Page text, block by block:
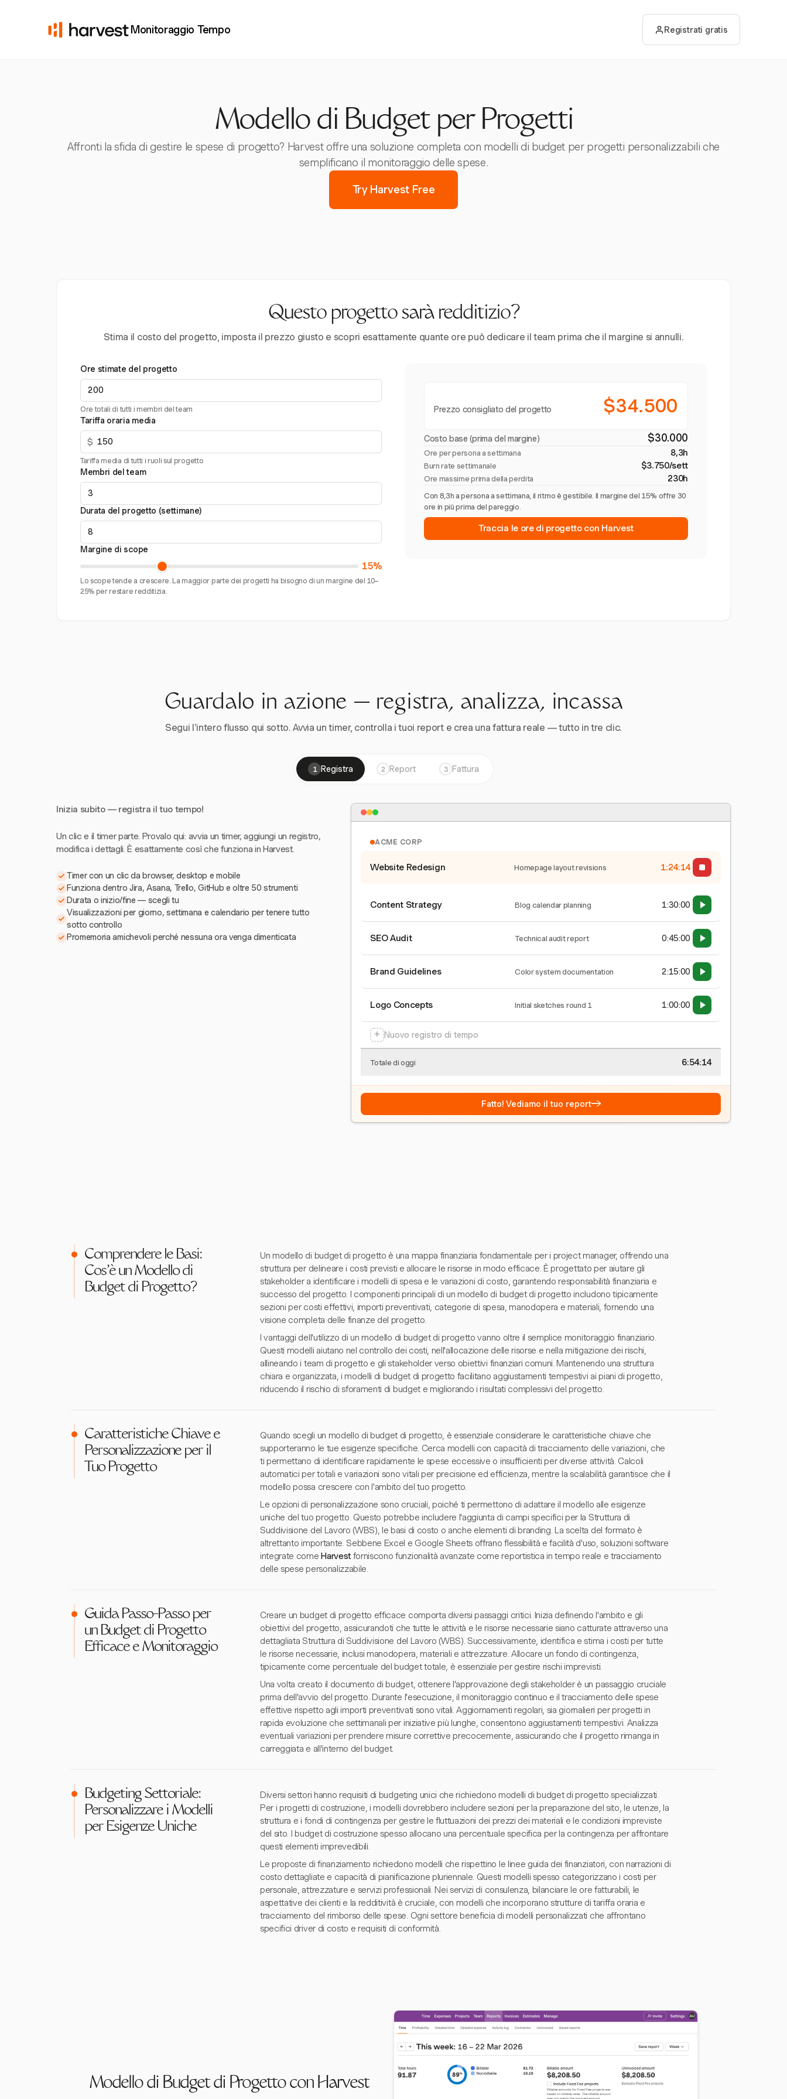
Monitoraggio Tempo Registrati gratis
Modello di Budget per Progetti
Affronti la sfida di gestire le spese di progetto? Harvest offre una soluzione completa con modelli di budget per progetti personalizzabili che
semplificano il monitoraggio delle spese.
Try Harvest Free
Questo progetto sarà redditizio?
Stima il costo del progetto, imposta il prezzo giusto e scopri esattamente quante ore può dedicare il team prima che il margine si annulli.
Ore stimate del progetto
Ore totali di tutti i membri del team
Tariffa oraria media
$
Tariffa media di tutti i ruoli sul progetto
Membri del team
Durata del progetto (settimane)
Margine di scope
15%
Lo scope tende a crescere. La maggior parte dei progetti ha bisogno di un margine del 10–
25% per restare redditizia.
Prezzo consigliato del progetto $34.500
Costo base (prima del margine) $30.000
Ore per persona a settimana 8,3h
Burn rate settimanale $3.750/sett
Ore massime prima della perdita 230h
Con 8,3h a persona a settimana, il ritmo è gestibile. Il margine del 15% offre 30
ore in più prima del pareggio.
Traccia le ore di progetto con Harvest
Guardalo in azione — registra, analizza, incassa
Segui l'intero flusso qui sotto. Avvia un timer, controlla i tuoi report e crea una fattura reale — tutto in tre clic.
1 Registra 2 Report 3 Fattura
Inizia subito — registra il tuo tempo!
Un clic e il timer parte. Provalo qui: avvia un timer, aggiungi un registro,
modifica i dettagli. È esattamente così che funziona in Harvest.
Timer con un clic da browser, desktop e mobile
Funziona dentro Jira, Asana, Trello, GitHub e oltre 50 strumenti
Durata o inizio/fine — scegli tu
Visualizzazioni per giorno, settimana e calendario per tenere tutto
sotto controllo
Promemoria amichevoli perché nessuna ora venga dimenticata
ACME CORP
Website Redesign Homepage layout revisions 1:24:14
Content Strategy Blog calendar planning 1:30:00
SEO Audit Technical audit report 0:45:00
Brand Guidelines Color system documentation 2:15:00
Logo Concepts Initial sketches round 1 1:00:00
+ Nuovo registro di tempo
Totale di oggi 6:54:14
Fatto! Vediamo il tuo report→
Comprendere le Basi:
Cos'è un Modello di
Budget di Progetto?
Un modello di budget di progetto è una mappa finanziaria fondamentale per i project manager, offrendo una
struttura per delineare i costi previsti e allocare le risorse in modo efficace. È progettato per aiutare gli
stakeholder a identificare i modelli di spesa e le variazioni di costo, garantendo responsabilità finanziaria e
successo del progetto. I componenti principali di un modello di budget di progetto includono tipicamente
sezioni per costi effettivi, importi preventivati, categorie di spesa, manodopera e materiali, fornendo una
visione completa delle finanze del progetto.
I vantaggi dell'utilizzo di un modello di budget di progetto vanno oltre il semplice monitoraggio finanziario.
Questi modelli aiutano nel controllo dei costi, nell'allocazione delle risorse e nella mitigazione dei rischi,
allineando i team di progetto e gli stakeholder verso obiettivi finanziari comuni. Mantenendo una struttura
chiara e organizzata, i modelli di budget di progetto facilitano aggiustamenti tempestivi ai piani di progetto,
riducendo il rischio di sforamenti di budget e migliorando i risultati complessivi del progetto.
Caratteristiche Chiave e
Personalizzazione per il
Tuo Progetto
Quando scegli un modello di budget di progetto, è essenziale considerare le caratteristiche chiave che
supporteranno le tue esigenze specifiche. Cerca modelli con capacità di tracciamento delle variazioni, che
ti permettano di identificare rapidamente le spese eccessive o insufficienti per diverse attività. Calcoli
automatici per totali e variazioni sono vitali per precisione ed efficienza, mentre la scalabilità garantisce che il
modello possa crescere con l'ambito del tuo progetto.
Le opzioni di personalizzazione sono cruciali, poiché ti permettono di adattare il modello alle esigenze
uniche del tuo progetto. Questo potrebbe includere l'aggiunta di campi specifici per la Struttura di
Suddivisione del Lavoro (WBS), le basi di costo o anche elementi di branding. La scelta del formato è
altrettanto importante. Sebbene Excel e Google Sheets offrano flessibilità e facilità d'uso, soluzioni software
integrate comeHarvestforniscono funzionalità avanzate come reportistica in tempo reale e tracciamento
delle spese personalizzabile.
Guida Passo-Passo per
un Budget di Progetto
Efficace e Monitoraggio
Creare un budget di progetto efficace comporta diversi passaggi critici. Inizia definendo l'ambito e gli
obiettivi del progetto, assicurandoti che tutte le attività e le risorse necessarie siano catturate attraverso una
dettagliata Struttura di Suddivisione del Lavoro (WBS). Successivamente, identifica e stima i costi per tutte
le risorse necessarie, inclusi manodopera, materiali e attrezzature. Allocare un fondo di contingenza,
tipicamente come percentuale del budget totale, è essenziale per gestire rischi imprevisti.
Una volta creato il documento di budget, ottenere l'approvazione degli stakeholder è un passaggio cruciale
prima dell'avvio del progetto. Durante l'esecuzione, il monitoraggio continuo e il tracciamento delle spese
effettive rispetto agli importi preventivati sono vitali. Aggiornamenti regolari, sia giornalieri per progetti in
rapida evoluzione che settimanali per iniziative più lunghe, consentono aggiustamenti tempestivi. Analizza
eventuali variazioni per prendere misure correttive precocemente, assicurando che il progetto rimanga in
carreggiata e all'interno del budget.
Budgeting Settoriale:
Personalizzare i Modelli
per Esigenze Uniche
Diversi settori hanno requisiti di budgeting unici che richiedono modelli di budget di progetto specializzati.
Per i progetti di costruzione, i modelli dovrebbero includere sezioni per la preparazione del sito, le utenze, la
struttura e i fondi di contingenza per gestire le fluttuazioni dei prezzi dei materiali e le condizioni impreviste
del sito. I budget di costruzione spesso allocano una percentuale specifica per la contingenza per affrontare
questi elementi imprevedibili.
Le proposte di finanziamento richiedono modelli che rispettino le linee guida dei finanziatori, con narrazioni di
costo dettagliate e capacità di pianificazione pluriennale. Questi modelli spesso categorizzano i costi per
personale, attrezzature e servizi professionali. Nei servizi di consulenza, bilanciare le ore fatturabili, le
aspettative dei clienti e la redditività è cruciale, con modelli che incorporano strutture di tariffa oraria e
tracciamento del rimborso delle spese. Ogni settore beneficia di modelli personalizzati che affrontano
specifici driver di costo e requisiti di conformità.
Modello di Budget di Progetto con Harvest